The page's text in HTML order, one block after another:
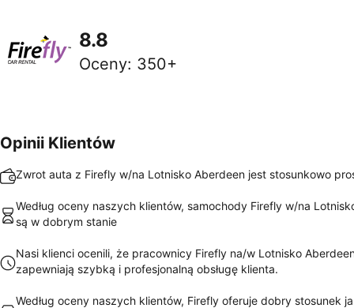
8.8
Oceny: 350+
Opinii Klientów
Zwrot auta z Firefly w/na Lotnisko Aberdeen jest stosunkowo
Według oceny naszych klientów, samochody Firefly w/na
są w dobrym stanie
Nasi klienci ocenili, że pracownicy Firefly na/w Lotnisko
zapewniają szybką i profesjonalną obsługę klienta.
Według oceny naszych klientów, Firefly oferuje dobry stosunek